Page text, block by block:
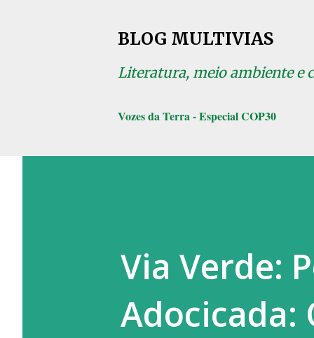
BLOG MULTIVIAS
Literatura, meio ambiente e
Vozes da Terra - Especial COP30
Via Verde:
Adocicada: